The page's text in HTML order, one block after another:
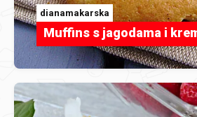
dianamakarska
Muffins s jagodama i